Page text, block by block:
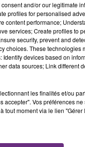
DE REIMS FERME
and/or our legitimate
profiles for personalised
content performance;
services; Create profiles to
security, prevent and
choices. These technologies
devices based on
data sources; Link different
les finalités et/ou
accepter". Vos préférences
tout moment via le lien